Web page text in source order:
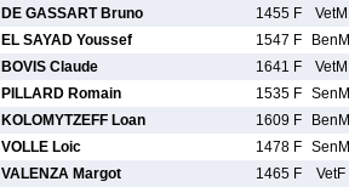
DE GASSART Bruno 1455 F
VetM
EL SAYAD Youssef 1547 F
BenM
BOVIS Claude 1641 F
VetM
PILLARD Romain 1535 F SenM
KOLOMYTZEFF Loan 1609 F
BenM
VOLLE Loic 1478 F SenM
VALENZA Margot 1465 F
VetF